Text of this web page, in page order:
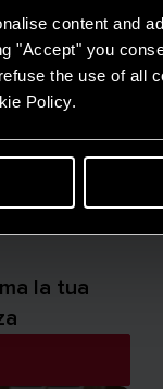
content and
"Accept" you
the use of all
Policy.
la tua